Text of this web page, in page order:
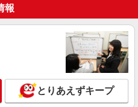
報
とりあえずキープ